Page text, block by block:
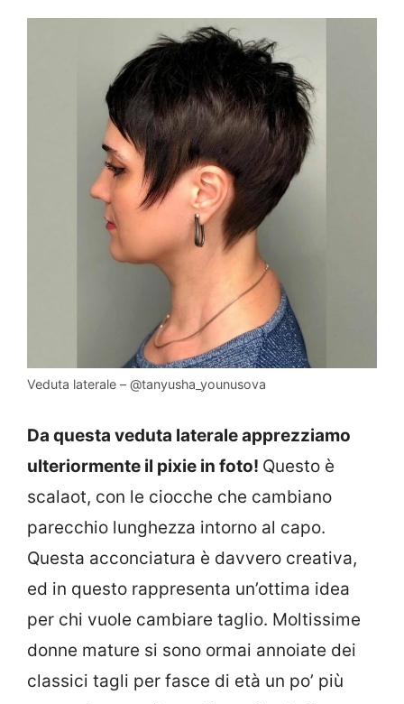
Veduta laterale – @tanyusha_younusova
Da questa veduta laterale apprezziamo
ulteriormente il pixie in foto! Questo è
scalaot, con le ciocche che cambiano
parecchio lunghezza intorno al capo.
Questa acconciatura è davvero creativa,
ed in questo rappresenta un’ottima idea
per chi vuole cambiare taglio. Moltissime
donne mature si sono ormai annoiate dei
classici tagli per fasce di età un po’ più